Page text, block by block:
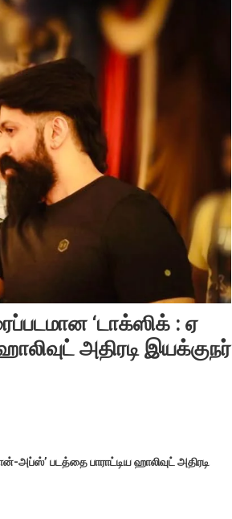
‘டாக்ஸிக் : ஏ
அதிரடி இயக்குநர்
அப்ஸ்’ படத்தை பாராட்டிய ஹாலிவுட் அதிரடி